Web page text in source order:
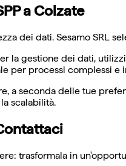
a Colzate
dei dati. Sesamo SRL
la gestione dei dati,
per processi complessi e
a seconda delle tue
scalabilità.
trasformala in